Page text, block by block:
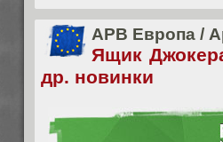
APB Европа /
Ящик
др. новинки